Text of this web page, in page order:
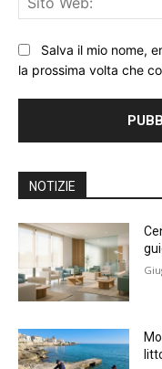
Salva il mio nome,
la prossima volta che
NOTIZIE